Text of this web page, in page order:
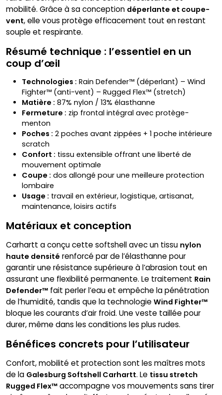
mobilité. Grâce à sa conception déperlante et coupe-
vent, elle vous protège efficacement tout en restant
souple et respirante.
Résumé technique : l’essentiel en un
coup d’œil
Technologies : Rain Defender™ (déperlant) – Wind
Fighter™ (anti-vent) – Rugged Flex™ (stretch)
Matière : 87% nylon / 13% élasthanne
Fermeture : zip frontal intégral avec protège-
menton
Poches : 2 poches avant zippées + 1 poche intérieure
scratch
Confort : tissu extensible offrant une liberté de
mouvement optimale
Coupe : dos allongé pour une meilleure protection
lombaire
Usage : travail en extérieur, logistique, artisanat,
maintenance, loisirs actifs
Matériaux et conception
Carhartt a conçu cette softshell avec un tissu nylon
haute densité renforcé par de l’élasthanne pour
garantir une résistance supérieure à l’abrasion tout en
assurant une flexibilité permanente. Le traitement Rain
Defender™ fait perler l’eau et empêche la pénétration
de l’humidité, tandis que la technologie Wind Fighter™
bloque les courants d’air froid. Une veste taillée pour
durer, même dans les conditions les plus rudes.
Bénéfices concrets pour l’utilisateur
Confort, mobilité et protection sont les maîtres mots
de la Galesburg Softshell Carhartt. Le tissu stretch
Rugged Flex™ accompagne vos mouvements sans tirer